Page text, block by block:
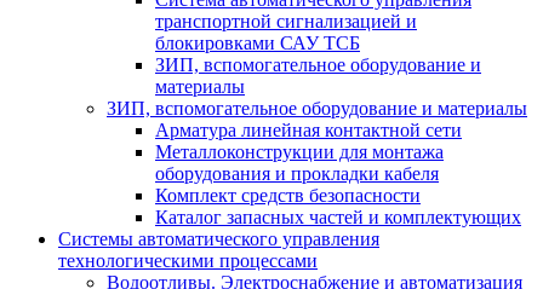
транспортной сигнализацией и
блокировками САУ ТСБ
ЗИП, вспомогательное оборудование и
материалы
ЗИП, вспомогательное оборудование и материалы
Арматура линейная контактной сети
Металлоконструкции для монтажа
оборудования и прокладки кабеля
Комплект средств безопасности
Каталог запасных частей и комплектующих
Системы автоматического управления
технологическими процессами
Водоотливы. Электроснабжение и автоматизация